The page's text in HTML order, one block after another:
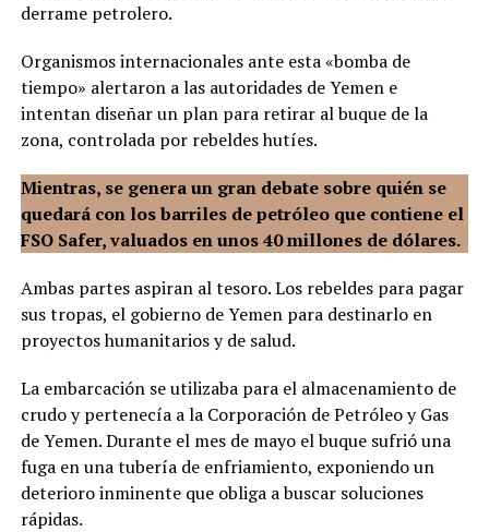
derrame petrolero.
Organismos internacionales ante esta «bomba de
tiempo» alertaron a las autoridades de Yemen e
intentan diseñar un plan para retirar al buque de la
zona, controlada por rebeldes hutíes.
Mientras, se genera un gran debate sobre quién se
quedará con los barriles de petróleo que contiene el
FSO Safer, valuados en unos 40 millones de dólares.
Ambas partes aspiran al tesoro. Los rebeldes para pagar
sus tropas, el gobierno de Yemen para destinarlo en
proyectos humanitarios y de salud.
La embarcación se utilizaba para el almacenamiento de
crudo y pertenecía a la Corporación de Petróleo y Gas
de Yemen. Durante el mes de mayo el buque sufrió una
fuga en una tubería de enfriamiento, exponiendo un
deterioro inminente que obliga a buscar soluciones
rápidas.